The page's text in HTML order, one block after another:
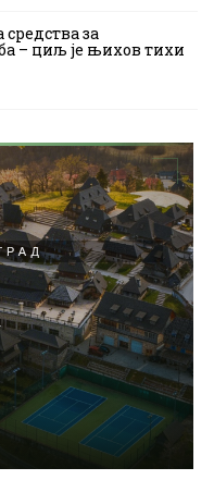
за
– циљ је њихов тихи